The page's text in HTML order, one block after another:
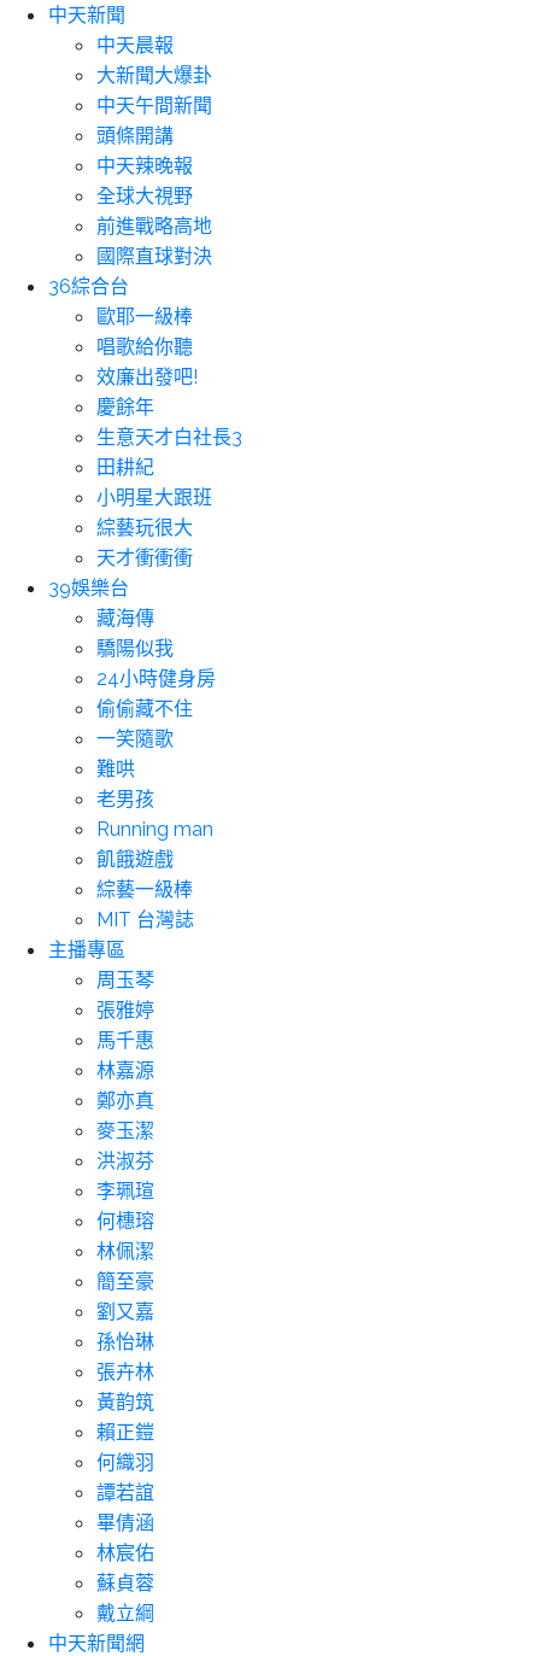
中天新聞
中天晨報
大新聞大爆卦
中天午間新聞
頭條開講
中天辣晚報
全球大視野
前進戰略高地
國際直球對決
36綜合台
歐耶一級棒
唱歌給你聽
效廉出發吧!
慶餘年
生意天才白社長3
田耕紀
小明星大跟班
綜藝玩很大
天才衝衝衝
39娛樂台
藏海傳
驕陽似我
24小時健身房
偷偷藏不住
一笑隨歌
難哄
老男孩
Running man
飢餓遊戲
綜藝一級棒
MIT 台灣誌
主播專區
周玉琴
張雅婷
馬千惠
林嘉源
鄭亦真
麥玉潔
洪淑芬
李珮瑄
何橞瑢
林佩潔
簡至豪
劉又嘉
孫怡琳
張卉林
黃韵筑
賴正鎧
何織羽
譚若誼
畢倩涵
林宸佑
蘇貞蓉
戴立綱
中天新聞網